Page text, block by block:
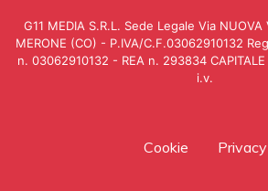
G11 MEDIA S.R.L. Sede Legale Via
MERONE (CO) - P.IVA/C.F.03062910132
n. 03062910132 - REA n. 293834
i.v.
Cookie Privacy